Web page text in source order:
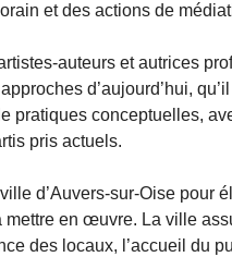
et des actions de
auteurs et autrices
d’aujourd’hui,
pratiques conceptuelles,
pris actuels.
d’Auvers-sur-Oise pour
mettre en œuvre. La ville
des locaux, l’accueil du